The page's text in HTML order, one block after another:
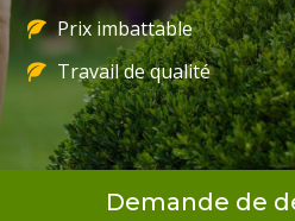
Prix imbattable
Travail de qualité
Demande de